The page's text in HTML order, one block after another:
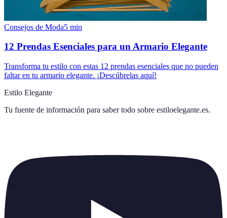
Consejos de Moda5 min
12 Prendas Esenciales para un Armario Elegante
Transforma tu estilo con estas 12 prendas esenciales que no pueden
faltar en tu armario elegante. ¡Descúbrelas aquí!
Estilo Elegante
Tu fuente de información para saber todo sobre estiloelegante.es.